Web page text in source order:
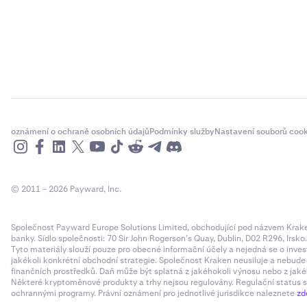
oznámení o ochraně osobních údajůPodmínky službyNastavení souborů
© 2011 – 2026 Payward, Inc.
Společnost Payward Europe Solutions Limited, obchodující pod názvem
banky. Sídlo společnosti: 70 Sir John Rogerson’s Quay, Dublin, D02 R296,
Tyto materiály slouží pouze pro obecné informační účely a nejedná se o
jakékoli konkrétní obchodní strategie. Společnost Kraken neusiluje a
finančních prostředků. Daň může být splatná z jakéhokoli výnosu nebo z
Některé kryptoměnové produkty a trhy nejsou regulovány. Regulační
ochrannými programy. Právní oznámení pro jednotlivé jurisdikce naleznete